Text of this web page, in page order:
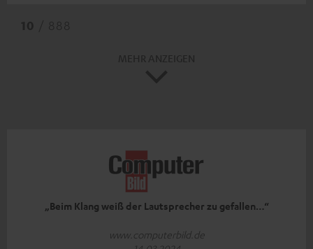
„Beim Klang weiß der Lautsprecher zu gefallen…“
www.computerbild.de